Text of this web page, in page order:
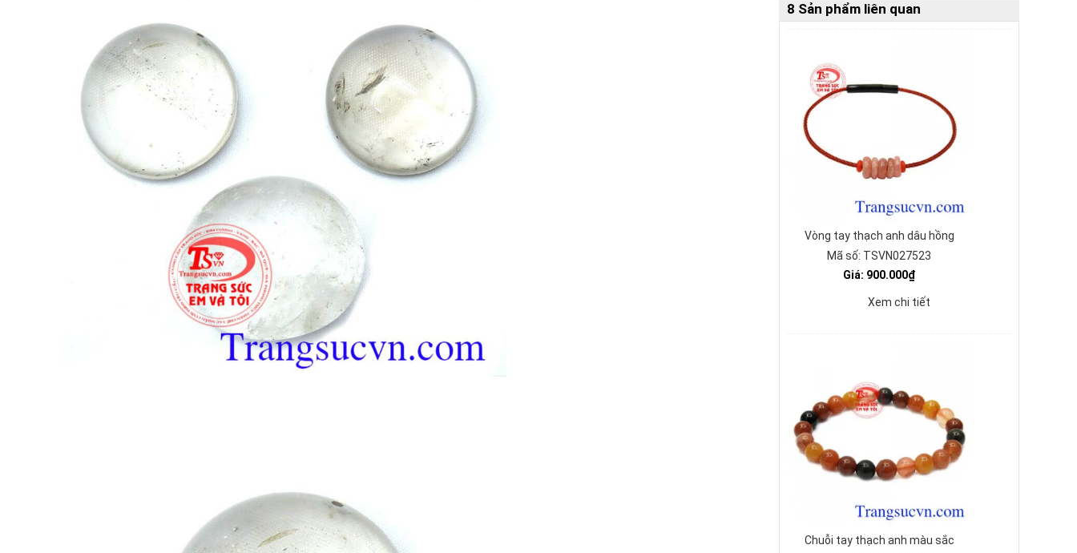
8 Sản phẩm liên quan
Vòng tay thạch anh dâu hồng
Mã số: TSVN027523
Giá: 900.000₫
Xem chi tiết
Chuỗi tay thạch anh màu sắc